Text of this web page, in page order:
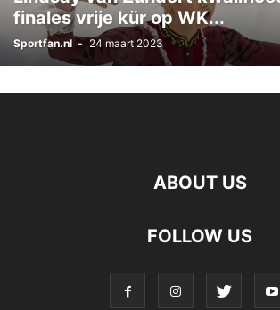
finales vrije kür op WK...
Sportfan.nl - 24 maart 2023
ABOUT US
FOLLOW US